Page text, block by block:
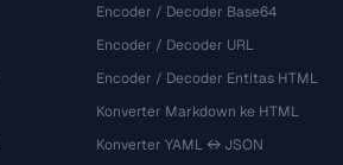
Encoder / Decoder Base64
Encoder / Decoder URL
Encoder / Decoder Entitas HTML
Konverter Markdown ke HTML
Konverter YAML ↔ JSON